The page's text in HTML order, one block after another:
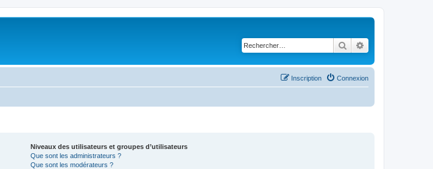
Rechercher
Connexion
Inscription
Niveaux des utilisateurs et groupes d’utilisateurs
Que sont les administrateurs ?
Que sont les modérateurs ?